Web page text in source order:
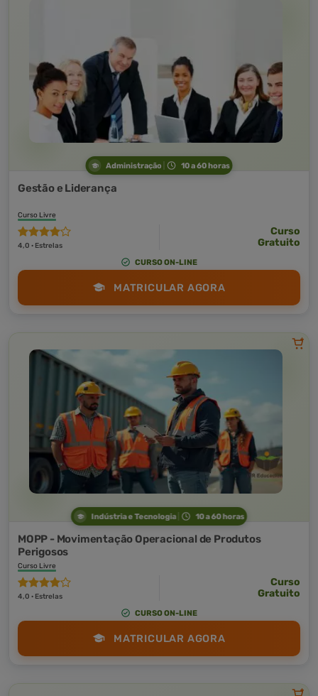
Administração 10 a 60 horas
Gestão e Liderança
Curso Livre
4,0 · Estrelas
Curso
Gratuito
CURSO ON-LINE
MATRICULAR AGORA
Indústria e Tecnologia 10 a 60 horas
MOPP - Movimentação Operacional de Produtos
Perigosos
Curso Livre
4,0 · Estrelas
Curso
Gratuito
CURSO ON-LINE
MATRICULAR AGORA